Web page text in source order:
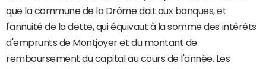
que la commune de la Drôme doit aux banques, et
l'annuité de la dette, qui équivaut à la somme des intérêts
d'emprunts de Montjoyer et du montant de
remboursement du capital au cours de l'année. Les